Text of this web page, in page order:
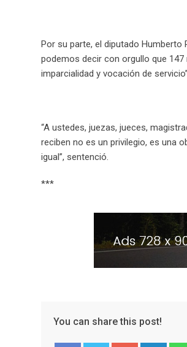
Por su parte, el diputado Humberto
podemos decir con orgullo que
imparcialidad y vocación de
“A ustedes, juezas, jueces,
reciben no es un privilegio, es una
igual”, sentenció.
***
You can share this post!